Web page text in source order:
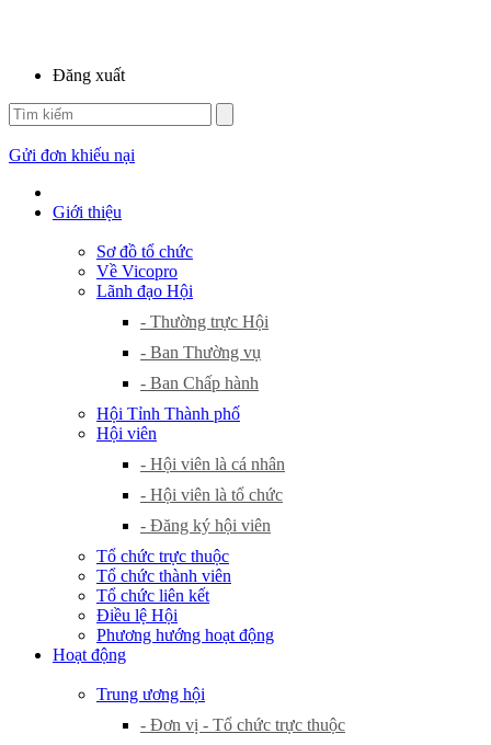
Đăng xuất
Gửi đơn khiếu nại
Giới thiệu
Sơ đồ tổ chức
Về Vicopro
Lãnh đạo Hội
- Thường trực Hội
- Ban Thường vụ
- Ban Chấp hành
Hội Tỉnh Thành phố
Hội viên
- Hội viên là cá nhân
- Hội viên là tổ chức
- Đăng ký hội viên
Tổ chức trực thuộc
Tổ chức thành viên
Tổ chức liên kết
Điều lệ Hội
Phương hướng hoạt động
Hoạt động
Trung ương hội
- Đơn vị - Tổ chức trực thuộc